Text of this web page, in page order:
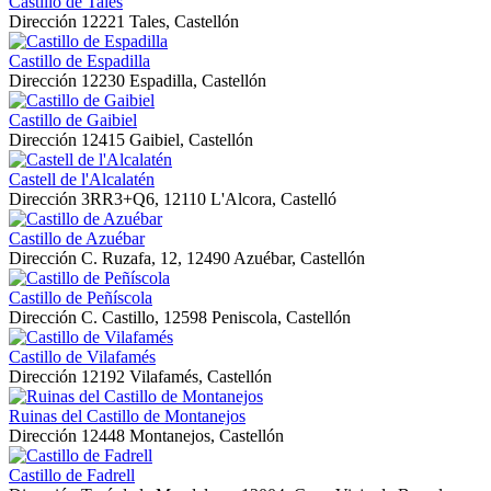
Dirección 12221 Tales, Castellón
Castillo de Espadilla
Dirección 12230 Espadilla, Castellón
Castillo de Gaibiel
Dirección 12415 Gaibiel, Castellón
Castell de l'Alcalatén
Dirección 3RR3+Q6, 12110 L'Alcora, Castelló
Castillo de Azuébar
Dirección C. Ruzafa, 12, 12490 Azuébar, Castellón
Castillo de Peñíscola
Dirección C. Castillo, 12598 Peniscola, Castellón
Castillo de Vilafamés
Dirección 12192 Vilafamés, Castellón
Ruinas del Castillo de Montanejos
Dirección 12448 Montanejos, Castellón
Castillo de Fadrell